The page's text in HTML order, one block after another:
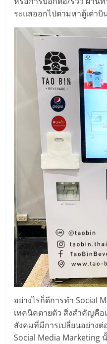
ระแสออกไปตามหาตู้เต่าบิ
อย่างไรก็ดีการทำ Social
เทคนิคตายตัว สิ่งสำคัญคื
สังคมที่มีการเปลี่ยนอย่างต่
Social Media